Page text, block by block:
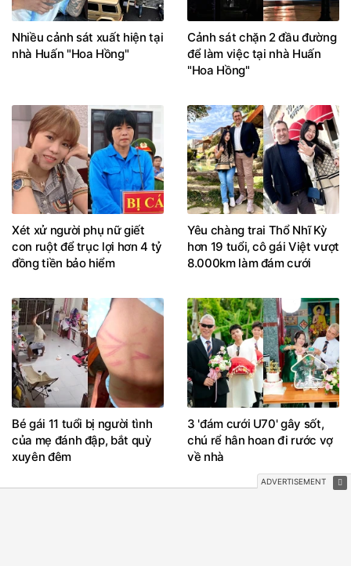
Nhiều cảnh sát xuất hiện tại
nhà Huấn "Hoa Hồng"
Cảnh sát chặn 2 đầu đường
để làm việc tại nhà Huấn
"Hoa Hồng"
Xét xử người phụ nữ giết
con ruột để trục lợi hơn 4 tỷ
đồng tiền bảo hiểm
Yêu chàng trai Thổ Nhĩ Kỳ
hơn 19 tuổi, cô gái Việt vượt
8.000km làm đám cưới
Bé gái 11 tuổi bị người tình
của mẹ đánh đập, bắt quỳ
xuyên đêm
3 'đám cưới U70' gây sốt,
chú rể hân hoan đi rước vợ
về nhà